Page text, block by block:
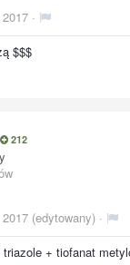
·
$$$
212
(edytowany) ·
+ tiofanat